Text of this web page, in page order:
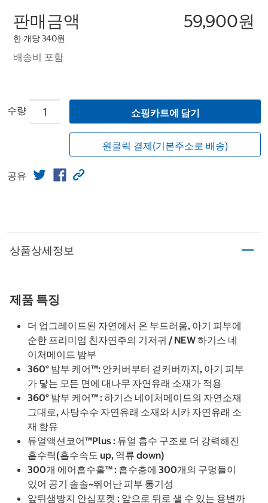
판매금액 59,900원
한 개당 340원
배송비 포함
수량 쇼핑카트에 담기
원클릭 결제(기본주소로 배송)
공유
상품상세정보
제품 특징
더 업그레이드된 자연에서 온 부드러움, 아기 피부에
순한 프리미엄 친자연주의 기저귀 / NEW 하기스 네
이처메이드 밤부
360° 밤부 케어™: 안커버부터 겉커버까지, 아기 피부
가 닿는 모든 면에 대나무 자연유래 소재가 적용
360° 밤부 케어™ : 하기스 네이처메이드의 자연소재
그대로, 사탕수수 자연유래 소재와 시카 자연유래 소
재 함유
듀얼액션코어™Plus : 듀얼 흡수 구조로 더 강력해진
흡수력(흡수속도 up, 역류 down)
300개 에어흡수홀™ : 흡수층에 300개의 구멍들이
있어 공기 솔솔~뛰어난 피부 통기성
앞뒤샘방지 안심포켓 : 앞으로 뒤로 샐 수 있는 용변까